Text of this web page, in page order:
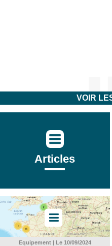
VOIR
Articles
Equipement | Le 10/09/2024